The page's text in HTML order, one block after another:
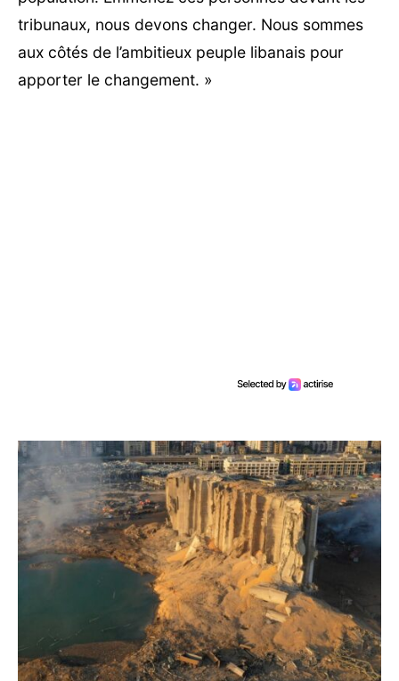
tribunaux, nous devons changer. Nous sommes
aux côtés de l’ambitieux peuple libanais pour
apporter le changement. »